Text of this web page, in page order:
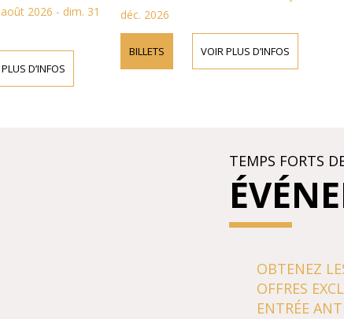
pièces
et
l'époque
31
déc. 2026
BILLETS VOIR PLUS D’INFOS
TEMPS FORTS
OBTENEZ
OFFRES
ENTRÉE